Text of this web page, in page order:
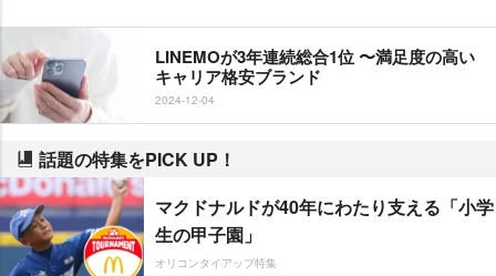
LINEMOが3年連続総合1位 〜満足度の高い
キャリア格安ブランド
2024-12-04
話題の特集をPICK UP！
マクドナルドが40年にわたり支える「小学
生の甲子園」
オリコンタイアップ特集